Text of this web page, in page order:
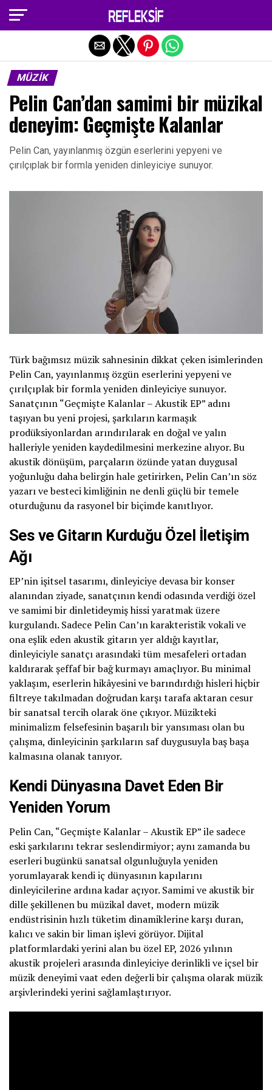
MÜZIK
Pelin Can’dan samimi bir müzikal
deneyim: Geçmişte Kalanlar
Pelin Can, yayınlanmış özgün eserlerini yepyeni ve
çırılçıplak bir formla yeniden dinleyiciye sunuyor.
Türk bağımsız müzik sahnesinin dikkat çeken isimlerinden
Pelin Can, yayınlanmış özgün eserlerini yepyeni ve
çırılçıplak bir formla yeniden dinleyiciye sunuyor.
Sanatçının “Geçmişte Kalanlar – Akustik EP” adını
taşıyan bu yeni projesi, şarkıların karmaşık
prodüksiyonlardan arındırılarak en doğal ve yalın
halleriyle yeniden kaydedilmesini merkezine alıyor. Bu
akustik dönüşüm, parçaların özünde yatan duygusal
yoğunluğu daha belirgin hale getirirken, Pelin Can’ın söz
yazarı ve besteci kimliğinin ne denli güçlü bir temele
oturduğunu da rasyonel bir biçimde kanıtlıyor.
Ses ve Gitarın Kurduğu Özel İletişim
Ağı
EP’nin işitsel tasarımı, dinleyiciye devasa bir konser
alanından ziyade, sanatçının kendi odasında verdiği özel
ve samimi bir dinletideymiş hissi yaratmak üzere
kurgulandı. Sadece Pelin Can’ın karakteristik vokali ve
ona eşlik eden akustik gitarın yer aldığı kayıtlar,
dinleyiciyle sanatçı arasındaki tüm mesafeleri ortadan
kaldırarak şeffaf bir bağ kurmayı amaçlıyor. Bu minimal
yaklaşım, eserlerin hikâyesini ve barındırdığı hisleri hiçbir
filtreye takılmadan doğrudan karşı tarafa aktaran cesur
bir sanatsal tercih olarak öne çıkıyor. Müzikteki
minimalizm felsefesinin başarılı bir yansıması olan bu
çalışma, dinleyicinin şarkıların saf duygusuyla baş başa
kalmasına olanak tanıyor.
Kendi Dünyasına Davet Eden Bir
Yeniden Yorum
Pelin Can, “Geçmişte Kalanlar – Akustik EP” ile sadece
eski şarkılarını tekrar seslendirmiyor; aynı zamanda bu
eserleri bugünkü sanatsal olgunluğuyla yeniden
yorumlayarak kendi iç dünyasının kapılarını
dinleyicilerine ardına kadar açıyor. Samimi ve akustik bir
dille şekillenen bu müzikal davet, modern müzik
endüstrisinin hızlı tüketim dinamiklerine karşı duran,
kalıcı ve sakin bir liman işlevi görüyor. Dijital
platformlardaki yerini alan bu özel EP, 2026 yılının
akustik projeleri arasında dinleyiciye derinlikli ve içsel bir
müzik deneyimi vaat eden değerli bir çalışma olarak müzik
arşivlerindeki yerini sağlamlaştırıyor.
Exit mobile version